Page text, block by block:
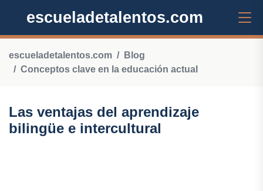
escueladetalentos.com
escueladetalentos.com
Blog
Conceptos clave en la educación actual
Las ventajas del aprendizaje
bilingüe e intercultural